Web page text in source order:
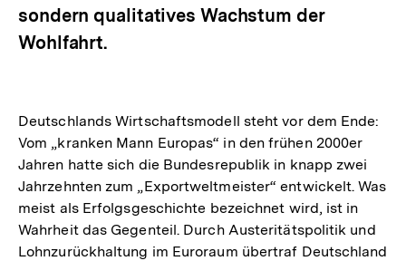
sondern qualitatives Wachstum der
Wohlfahrt.
Deutschlands Wirtschaftsmodell steht vor dem Ende:
Vom „kranken Mann Europas“ in den frühen 2000er
Jahren hatte sich die Bundesrepublik in knapp zwei
Jahrzehnten zum „Exportweltmeister“ entwickelt. Was
meist als Erfolgsgeschichte bezeichnet wird, ist in
Wahrheit das Gegenteil. Durch Austeritätspolitik und
Lohnzurückhaltung im Euroraum übertraf Deutschland